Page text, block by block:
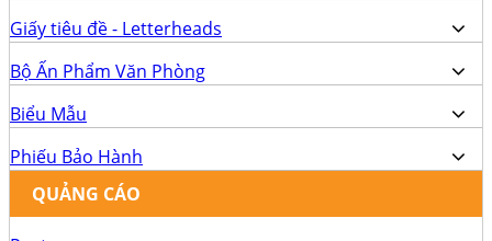
Giấy tiêu đề - Letterheads
Bộ Ấn Phẩm Văn Phòng
Biểu Mẫu
Phiếu Bảo Hành
QUẢNG CÁO